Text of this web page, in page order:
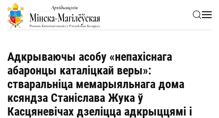
Skip to main content
Адкрываючы асобу «непахіснага
абаронцы каталіцкай веры»:
стваральніца мемарыяльнага дома
ксяндза Станіслава Жука ў
Касцяневічах дзеліцца адкрыццямі і